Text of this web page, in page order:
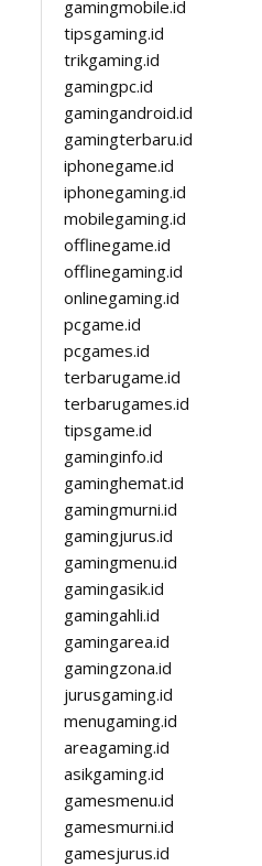
gamingmobile.id
tipsgaming.id
trikgaming.id
gamingpc.id
gamingandroid.id
gamingterbaru.id
iphonegame.id
iphonegaming.id
mobilegaming.id
offlinegame.id
offlinegaming.id
onlinegaming.id
pcgame.id
pcgames.id
terbarugame.id
terbarugames.id
tipsgame.id
gaminginfo.id
gaminghemat.id
gamingmurni.id
gamingjurus.id
gamingmenu.id
gamingasik.id
gamingahli.id
gamingarea.id
gamingzona.id
jurusgaming.id
menugaming.id
areagaming.id
asikgaming.id
gamesmenu.id
gamesmurni.id
gamesjurus.id